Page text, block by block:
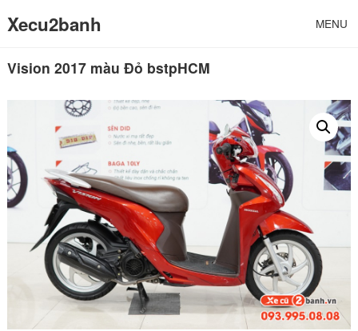
Xecu2banh MENU
Vision 2017 màu Đỏ bstpHCM